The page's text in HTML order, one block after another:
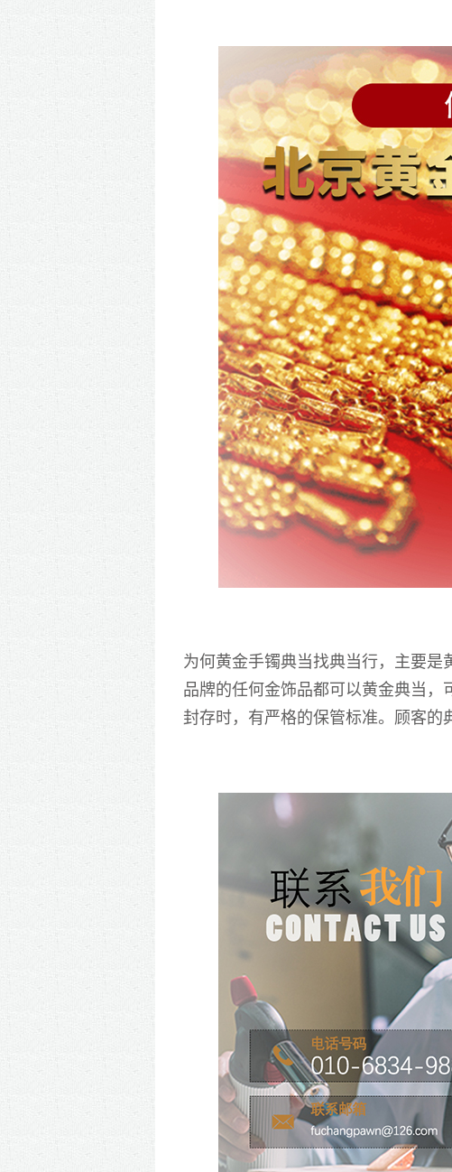
为何黄金手镯典当找典当行， 主要是
品牌的任何金饰品都可以黄金典当，
封存时，有严格的保管标准。顾客的